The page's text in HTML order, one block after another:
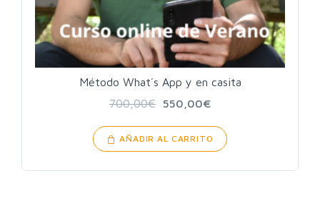
Método What´s App y en casita
700,00€ 550,00€
AÑADIR AL CARRITO